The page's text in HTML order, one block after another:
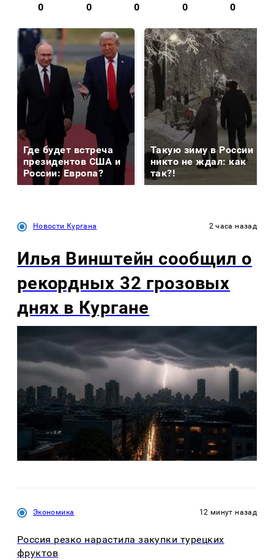
0 0 0 0 0
Где будет встреча
президентов США и
России: Европа?
Такую зиму в России
никто не ждал: как
так?!
Новости Кургана 2 часа назад
Илья Винштейн сообщил о
рекордных 32 грозовых
днях в Кургане
Экономика 12 минут назад
Россия резко нарастила закупки турецких
фруктов